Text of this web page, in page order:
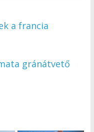
a francia
gránátvető